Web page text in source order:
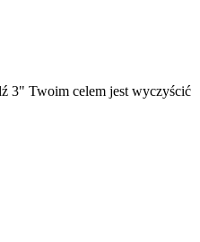
3" Twoim celem jest wyczyścić